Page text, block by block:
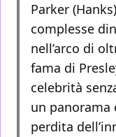
Parker
complesse
nell’arco di
fama di
celebrità
un panorama
perdita